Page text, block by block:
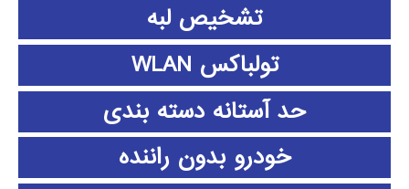
تشخیص لبه
تولباکس WLAN
حد آستانه دسته بندی
خودرو بدون راننده